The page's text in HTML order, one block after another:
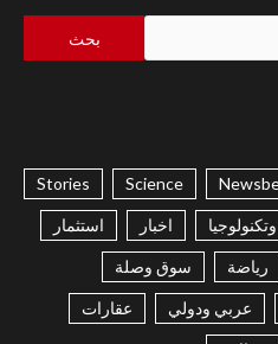
Science
Stories
اخبار استثمار
رياضة سوق وصلة
عربي ودولي عقارات